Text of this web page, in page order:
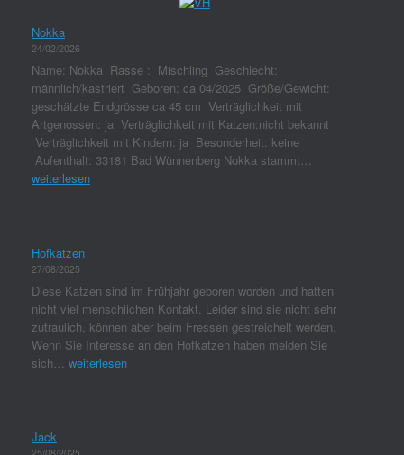
Nokka
24/02/2026
Name: Nokka Rasse : Mischling Geschlecht:
männlich/kastriert Geboren: ca 04/2025 Größe/Gewicht:
geschätzte Endgrösse ca 45 cm Verträglichkeit mit
Artgenossen: ja Verträglichkeit mit Katzen:nicht bekannt
Verträglichkeit mit Kindern: ja Besonderheit: keine
Aufenthalt: 33181 Bad Wünnenberg Nokka stammt…
weiterlesen
Hofkatzen
27/08/2025
Diese Katzen sind im Frühjahr geboren worden und hatten
nicht viel menschlichen Kontakt. Leider sind sie nicht sehr
zutraulich, können aber beim Fressen gestreichelt werden.
Wenn Sie Interesse an den Hofkatzen haben melden Sie
sich… weiterlesen
Jack